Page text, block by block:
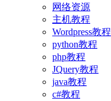
网络资源
主机教程
Wordpress教程
python教程
php教程
JQuery教程
java教程
c#教程